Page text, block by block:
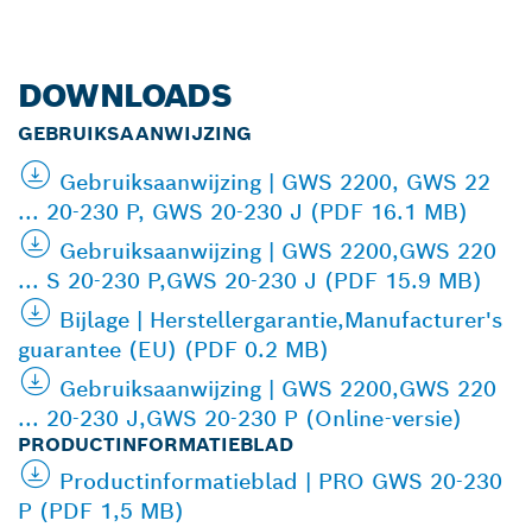
DOWNLOADS
GEBRUIKSAANWIJZING
Gebruiksaanwijzing | GWS 2200, GWS 22
... 20-230 P, GWS 20-230 J (PDF 16.1 MB)
Gebruiksaanwijzing | GWS 2200,GWS 220
... S 20-230 P,GWS 20-230 J (PDF 15.9 MB)
Bijlage | Herstellergarantie,Manufacturer's
guarantee (EU) (PDF 0.2 MB)
Gebruiksaanwijzing | GWS 2200,GWS 220
... 20-230 J,GWS 20-230 P (Online-versie)
PRODUCTINFORMATIEBLAD
Productinformatieblad | PRO GWS 20-230
P (PDF 1,5 MB)